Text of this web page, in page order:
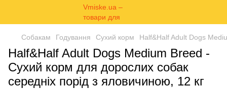
Собакам Годування Сухий корм Half&Half Adult Dogs
Half&Half Adult Dogs Medium Breed -
Сухий корм для дорослих собак
середніх порід з яловичиною, 12 кг